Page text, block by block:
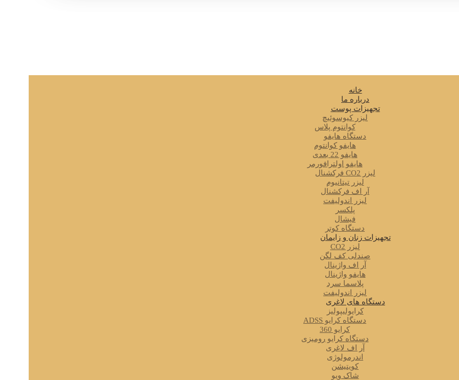
خانه
درباره ما
تجهیزات پوست
لیزر کیوسوئیچ
کوانتوم پلاس
دستگاه هایفو
هایفو کوانتوم
هایفو 22 بعدی
هایفو اولترافورمر
لیزر CO2 فرکشنال
لیزر تیتانیوم
آر اف فرکشنال
لیزر اندولیفت
پلکسر
فیشال
دستگاه کوتر
تجهیزات زنان و زایمان
لیزر CO2
صندلی کف لگن
آر اف واژینال
هایفو واژینال
پلاسما سرد
لیزر اندولیفت
دستگاه های لاغری
کرایولیپولیز
دستگاه کرایو ADSS
کرایو 360
دستگاه کرایو رومیزی
آر اف لاغری
اندرمولوژی
کویتیشن
شاک ویو